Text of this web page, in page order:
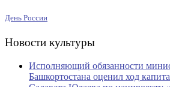
День России
Новости культуры
Исполняющий обязанности
Башкортостана оценил ход